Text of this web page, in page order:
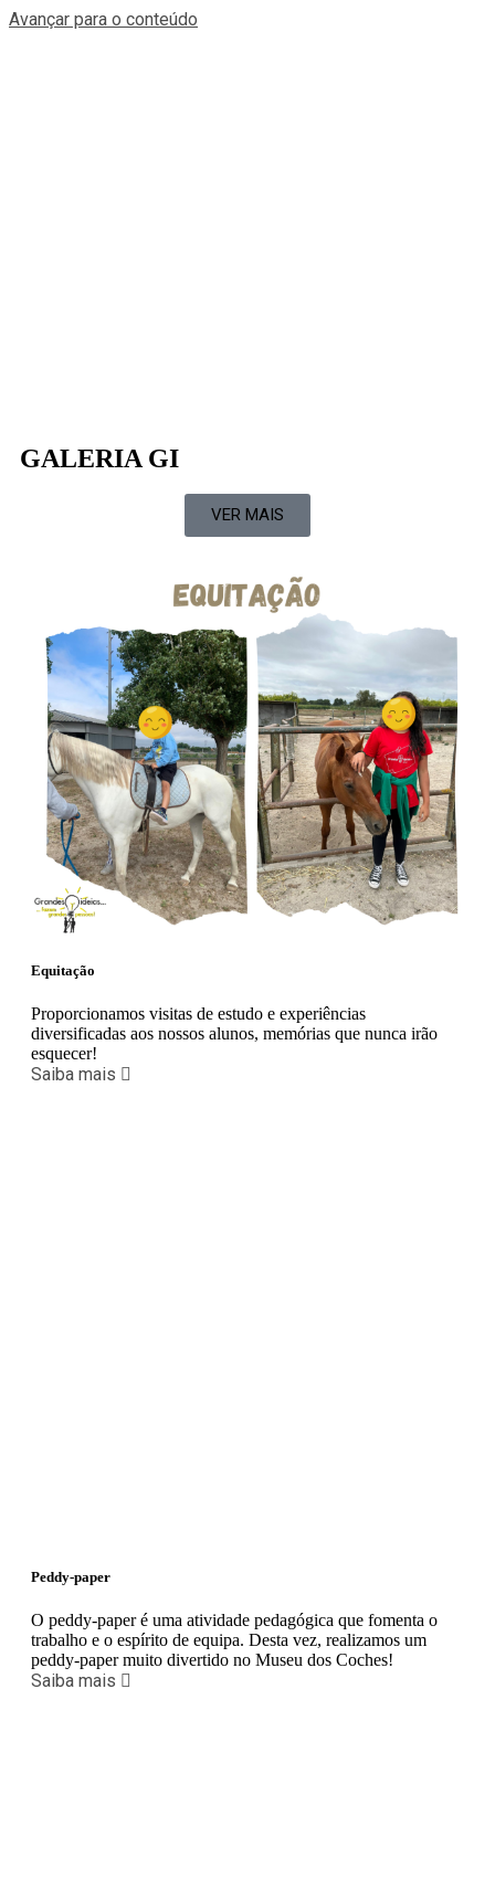
Avançar para o conteúdo
GALERIA GI
VER MAIS
Equitação
Proporcionamos visitas de estudo e experiências
diversificadas aos nossos alunos, memórias que nunca irão
esquecer!
Saiba mais
Peddy-paper
O peddy-paper é uma atividade pedagógica que fomenta o
trabalho e o espírito de equipa. Desta vez, realizamos um
peddy-paper muito divertido no Museu dos Coches!
Saiba mais